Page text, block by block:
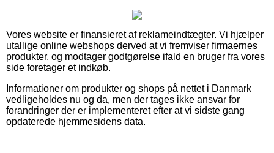
Vores website er finansieret af reklameindtægter. Vi hjælper
utallige online webshops derved at vi fremviser firmaernes
produkter, og modtager godtgørelse ifald en bruger fra vores
side foretager et indkøb.
Informationer om produkter og shops på nettet i Danmark
vedligeholdes nu og da, men der tages ikke ansvar for
forandringer der er implementeret efter at vi sidste gang
opdaterede hjemmesidens data.